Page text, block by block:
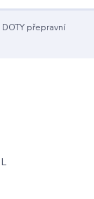
DOTY přepravní